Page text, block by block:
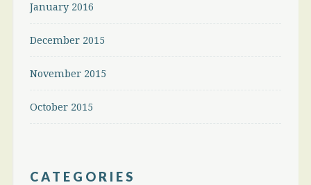
January 2016
December 2015
November 2015
October 2015
CATEGORIES